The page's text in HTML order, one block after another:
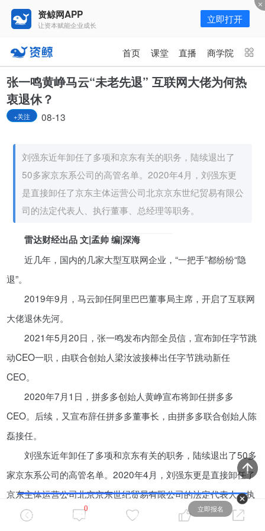
资鲸网APP
让资本赋能企业成长 立即打开
首页 课堂 直播 商学院
资讯 课堂 直播 商学院
报告
世纪浪人：如火山般喷发，创业板
开市12年，战果辉煌
08-09
揭秘：如何讲好品牌故事？
08-12
柳传志三代人被骂“卖国贼”，除了
微博“挥泪斩高管”，更大的问题是
业绩见顶
08-12
搞垮中国芯？台积电估计自己都不
信
05-25
张一鸣黄峥马云“未老先退” 互联网大佬为何热
衷退休？
+关注 08-13
刘强东近年卸任了多项和京东有关的职务，陆续退出了
50多家京东系公司的高管名单。2020年4月，刘强东更
是直接卸任了京东主体运营公司北京京东世纪贸易有限公
司的法定代表人、执行董事、总经理等职务。
雷达财经出品 文|孟帅 编|深海
近几年，国内的几家大型互联网企业，“一把手”都纷纷“隐
退”。
2019年9月，马云卸任阿里巴巴董事局主席，开启了互联网
大佬退休先河。
2021年5月20日，张一鸣发布内部全员信，宣布卸任字节跳
动CEO一职，由联合创始人梁汝波接棒出任字节跳动新任
CEO。
2020年7月1日，拼多多创始人黄峥宣布将卸任拼多多
CEO。后续，又宣布辞任拼多多董事长，由拼多多联合创始人陈
磊接任。
刘强东近年卸任了多项和京东有关的职务，陆续退出了50多
家京东系公司的高管名单。2020年4月，刘强东更是直接卸任了
京东主体运营公司北京京东世纪贸易有限公司的法定代表人、执
行董事、总经理等职务。
0
整合百位上市公司董秘导师，培养上千董秘实操人才
立即报名